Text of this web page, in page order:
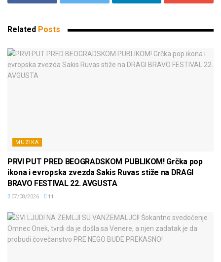
Related Posts
MUZIKA
PRVI PUT PRED BEOGRADSKOM PUBLIKOM! Grčka pop
ikona i evropska zvezda Sakis Ruvas stiže na DRAGI
BRAVO FESTIVAL 22. AVGUSTA
07/08/2026 11